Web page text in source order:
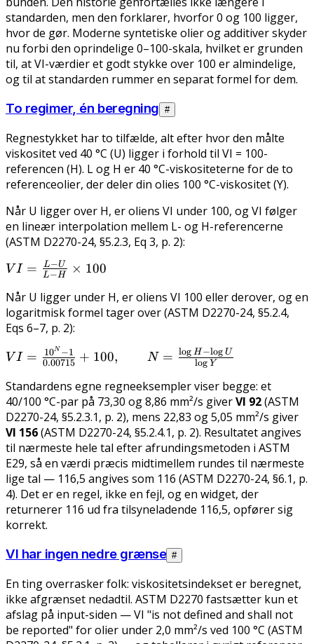
standarden, men den forklarer, hvorfor 0 og 100 ligger,
hvor de gør. Moderne syntetiske olier og additiver skyder
nu forbi den oprindelige 0–100-skala, hvilket er grunden
til, at VI-værdier et godt stykke over 100 er almindelige,
og til at standarden rummer en separat formel for dem.
To regimer, én beregning #
Regnestykket har to tilfælde, alt efter hvor den målte
viskositet ved 40 °C (U) ligger i forhold til VI = 100-
referencen (H). L og H er 40 °C-viskositeterne for de to
referenceolier, der deler din olies 100 °C-viskositet (Y).
Når U liggerover H, er oliens VI under 100, og VI følger
en lineær interpolation mellem L- og H-referencerne
(ASTM D2270-24, §5.2.3, Eq 3, p. 2):
VI =
- U}{L
- H}
\times
100
V I = L−H
L−U × 100
Når U ligger under H, er oliens VI 100 eller derover, og en
logaritmisk formel tager over (ASTM D2270-24, §5.2.4,
Eqs 6–7, p. 2):
VI =
\frac{10^{N}
- 1}
{0.00715} +
100, \qquad
N =
\frac{\log H
- \log U}
{\log Y}
V I = 0.00715
10N −1 + 100, N = log Y
log H −log U
Standardens egne regneeksempler viser begge: et
40/100 °C-par på 73,30 og 8,86 mm²/s giverVI 92(ASTM
D2270-24, §5.2.3.1, p. 2), mens 22,83 og 5,05 mm²/s giver
VI 156(ASTM D2270-24, §5.2.4.1, p. 2). Resultatet angives
til nærmeste hele tal efter afrundingsmetoden i ASTM
E29, så en værdi præcis midtimellem rundes til nærmeste
lige tal — 116,5 angives som 116 (ASTM D2270-24, §6.1, p.
4). Det er en regel, ikke en fejl, og en widget, der
returnerer 116 ud fra tilsyneladende 116,5, opfører sig
korrekt.
VI har ingen nedre grænse #
En ting overrasker folk: viskositetsindekset er beregnet,
ikke afgrænset nedadtil. ASTM D2270 fastsætter kun et
afslag på input-siden — VI "is not defined and shall not
be reported" for olier under 2,0 mm²/s ved 100 °C (ASTM